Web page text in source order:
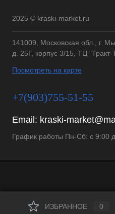
2025 © kraski-market.ru
141009, Московская обл., г.
д. 25Г, корпус 3/15, ТЦ
Посмотреть на карте
+7(903)755-51-55
Email: kraski-
График работы Пн-Сб: с 9:00
ИЗБРАННОЕ 0